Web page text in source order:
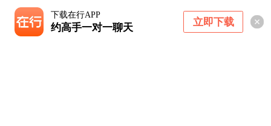
下载在行APP
约高手一对一聊天 立即下载